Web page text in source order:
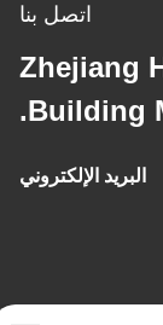
اتصل بنا
Zhejiang
Building
البريد الإلكتروني